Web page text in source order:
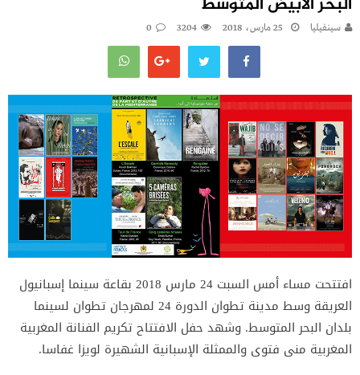
سينفيليا 25 مارس، 2018 3204
0
افتتحت مساء أمس السبت 24 مارس 2018 بقاعة سينما إسبانيول
العريقة وسط مدينة تطوان الدورة 24 لمهرجان تطوان لسينما
بلدان البحر المتوسط. وشهد حفل الافتتاح تكريم الفنانة المغربية
المغربية منى فتوى والممثلة الإسبانية الشهيرة لويزا غفاسا.